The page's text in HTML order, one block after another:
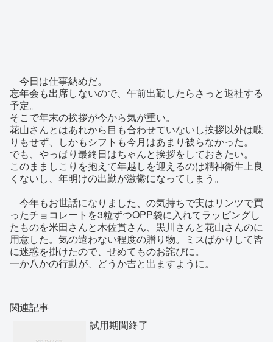
今日は仕事納めだ。
忘年会も出席しないので、午前出勤したらさっと退社する
予定。
そこで年末の挨拶が今から気が重い。
花山さんとはあれから目も合わせていないし挨拶以外は喋
りもせず、しかもシフトも今月はあまり被らなかった。
でも、やっぱり最終日はちゃんと挨拶をしておきたい。
このまましこりを抱えて年越しを迎えるのは精神衛生上良
くないし、年明けの出勤が激鬱になってしまう。
今年もお世話になりました、の気持ちで実はリンツで買
ったチョコレートを3粒ずつOPP袋に入れてラッピングし
たものを米田さんと木佐貫さん、黒川さんと花山さんのに
用意した。気の遣わない程度の贈り物。ミスばかりして皆
に迷惑を掛けたので、せめてものお詫びに。
一か八かの行動が、どうか吉と出ますように。
関連記事
試用期間終了